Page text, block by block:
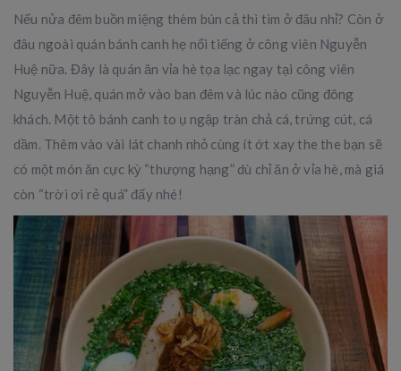
Nếu nửa đêm buồn miệng thèm bún cả thì tìm ở đâu nhỉ? Còn ở
đâu ngoài quán bánh canh hẹ nổi tiếng ở công viên Nguyễn
Huệ nữa. Đây là quán ăn vỉa hè tọa lạc ngay tại công viên
Nguyễn Huệ, quán mở vào ban đêm và lúc nào cũng đông
khách. Một tô bánh canh to ụ ngập tràn chả cá, trứng cút, cá
dầm. Thêm vào vài lát chanh nhỏ cùng ít ớt xay the the bạn sẽ
có một món ăn cực kỳ “thượng hạng” dù chỉ ăn ở vỉa hè, mà giá
còn “trời ơi rẻ quá” đấy nhé!